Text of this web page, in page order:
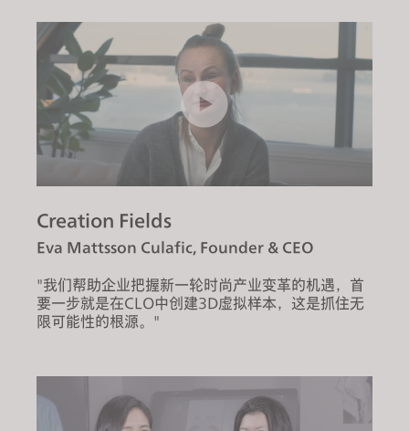
Creation Fields
Eva Mattsson Culafic, Founder & CEO
"我们帮助企业把握新一轮时尚产业变革的机遇，首
要一步就是在CLO中创建3D虚拟样本，这是抓住无
限可能性的根源。"